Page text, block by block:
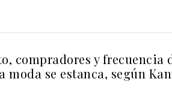
compradores y frecuencia
moda se estanca, según